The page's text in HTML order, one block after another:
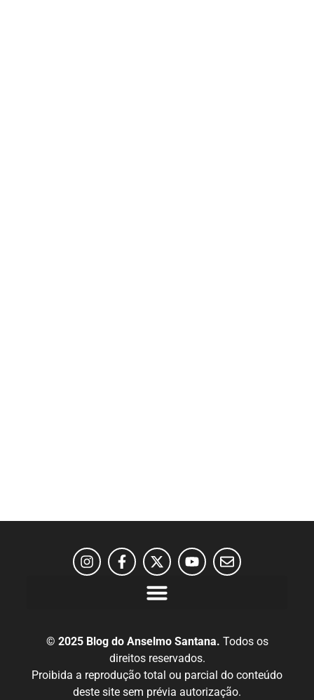
© 2025 Blog do Anselmo Santana. Todos os
direitos reservados.
Proibida a reprodução total ou parcial do conteúdo
deste site sem prévia autorização.